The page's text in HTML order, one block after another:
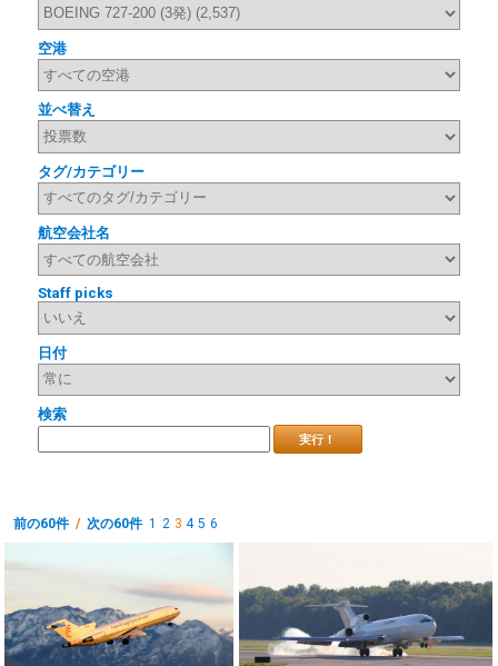
空港
並べ替え
タグ/カテゴリー
航空会社名
Staff picks
日付
検索
実行！
前の60件/次の60件 1 2 3 4 5 6